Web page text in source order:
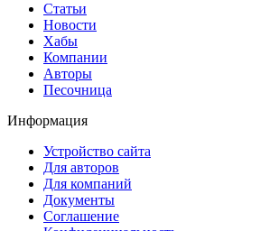
Статьи
Новости
Хабы
Компании
Авторы
Песочница
Информация
Устройство сайта
Для авторов
Для компаний
Документы
Соглашение